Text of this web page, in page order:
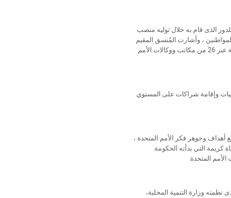
الذى قام به خلال توليه منصب
، وأشارت المُنسق المقيم
للأمم المتحدة في مصر إلى حرصها على استمرار التعاون مع الوزارة والمحافظات خلال الفترة المقبلة عبر 26 من مكاتب ووكالات الأمم
وإقامة شراكات على المستوي
أهداف وجوهر فكر الأمم المتحدة ،
كريمة التي بدأته الحكومة
المتحدة.
نظمته وزارة التنمية المحلية،